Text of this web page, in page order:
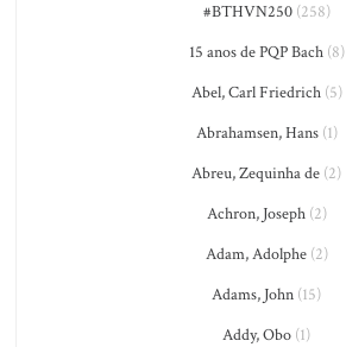
#BTHVN250(258)
15 anos de PQP Bach(8)
Abel, Carl Friedrich(5)
Abrahamsen, Hans(1)
Abreu, Zequinha de (2)
Achron, Joseph(2)
Adam, Adolphe(2)
Adams, John (15)
Addy, Obo (1)